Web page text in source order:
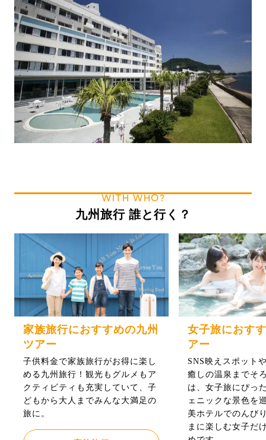
WITH WHO?
九州旅行 誰と行く？
家族旅行におすすめの九州
ツアー
子供料金で家族旅行がお得に楽し
める九州旅行！観光もグルメもア
クティビティも充実していて、子
どもから大人までみんな大満足の
旅に。
女子旅におす
アー
SNS映えスポット
癒しの温泉までそ
は、女子旅にぴっ
ェニックな景色を
美ホテルでのんび
まに楽しむ女子だ